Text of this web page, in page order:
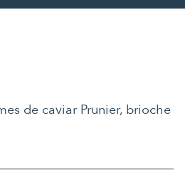
de caviar Prunier, brioche